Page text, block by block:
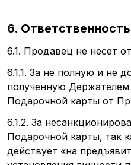
6. Ответственность
6.1. Продавец не несет
6.1.1. За не полную и не
полученную
Подарочной карты от
6.1.2. За
Подарочной карты, так
действует «на